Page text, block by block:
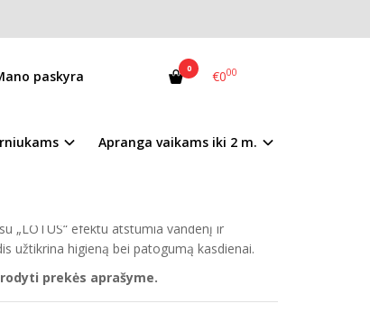
paskyra 0 €000
Apranga vaikams iki 2 m.
„LOTUS“ efektu atstumia vandenį ir
užtikrina higieną bei patogumą kasdienai.
prekės aprašyme.